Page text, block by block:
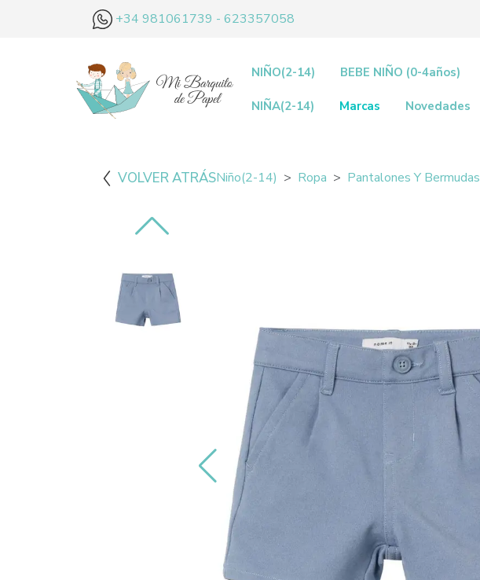
+34 981061739 - 623357058
NIÑO(2-14) BEBE NIÑO (0-4años)
NIÑA(2-14) Marcas Novedades
VOLVER ATRÁSNiño(2-14) Ropa Pantalones Y Bermudas